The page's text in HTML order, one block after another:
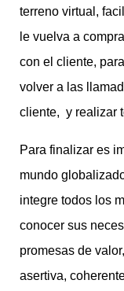
terreno virtual,
le vuelva a
con el cliente,
volver a las
cliente, y realizar
Para finalizar es
mundo
integre todos los
conocer sus
promesas de
asertiva,